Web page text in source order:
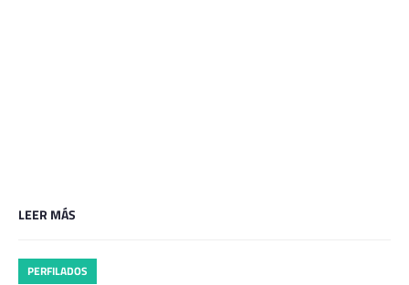
LEER MÁS
PERFILADOS